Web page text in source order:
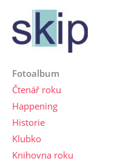
Fotoalbum
Čtenář roku
Happening
Historie
Klubko
Knihovna roku